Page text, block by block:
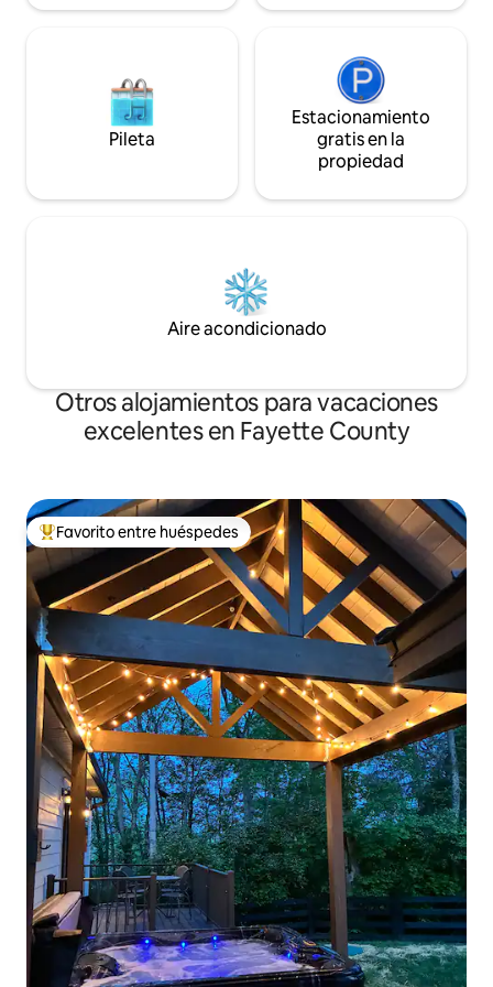
Pileta
Estacionamiento
gratis en la
propiedad
Aire acondicionado
Otros alojamientos para vacaciones
excelentes en Fayette County
Favorito entre los huéspedes más destacados
Favorito entre huéspedes